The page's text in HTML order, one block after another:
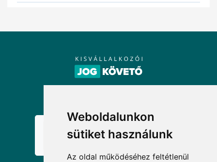
Weboldalunkon
sütiket használunk
Az oldal működéséhez feltétlenül